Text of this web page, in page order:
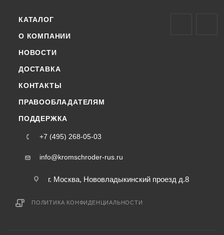
КАТАЛОГ
О КОМПАНИИ
НОВОСТИ
ДОСТАВКА
КОНТАКТЫ
ПРАВООБЛАДАТЕЛЯМ
ПОДДЕРЖКА
+7 (495) 268-05-03
info@kromschroder-rus.ru
г. Москва, Нововладыкинский проезд д.8
ПОЛИТИКА КОНФИДЕНЦИАЛЬНОСТИ